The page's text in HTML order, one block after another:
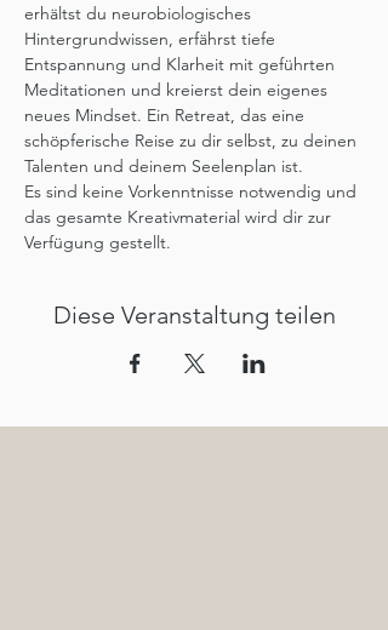
erhältst du neurobiologisches
Hintergrundwissen, erfährst tiefe
Entspannung und Klarheit mit geführten
Meditationen und kreierst dein eigenes
neues Mindset. Ein Retreat, das eine
schöpferische Reise zu dir selbst, zu deinen
Talenten und deinem Seelenplan ist.
Es sind keine Vorkenntnisse notwendig und
das gesamte Kreativmaterial wird dir zur
Verfügung gestellt.
Diese Veranstaltung teilen